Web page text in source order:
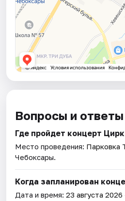
Вопросы и ответы
Где пройдет концерт
Место проведения:
Чебоксары.
Когда запланирован
Дата и время:23 августа 2026